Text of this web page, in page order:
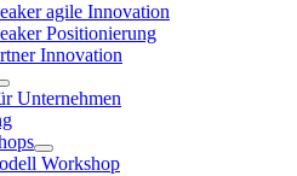
agile Innovation
Positionierung
Innovation
Unternehmen
Workshop